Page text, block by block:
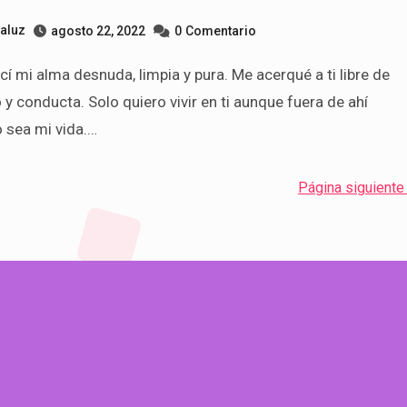
agosto 22, 2022 0 Comentario
y conducta. Solo quiero vivir en ti aunque fuera de ahí
sea mi vida.…
Página siguiente